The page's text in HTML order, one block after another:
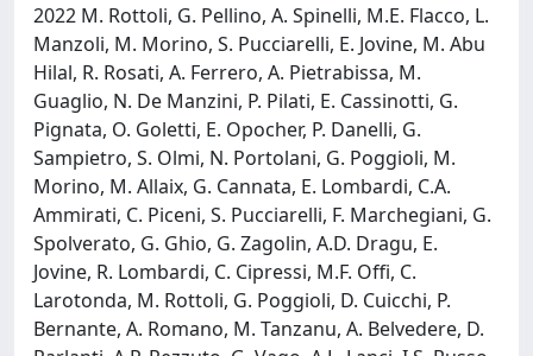
2022 M. Rottoli, G. Pellino, A. Spinelli, M.E. Flacco, L.
Manzoli, M. Morino, S. Pucciarelli, E. Jovine, M. Abu
Hilal, R. Rosati, A. Ferrero, A. Pietrabissa, M.
Guaglio, N. De Manzini, P. Pilati, E. Cassinotti, G.
Pignata, O. Goletti, E. Opocher, P. Danelli, G.
Sampietro, S. Olmi, N. Portolani, G. Poggioli, M.
Morino, M. Allaix, G. Cannata, E. Lombardi, C.A.
Ammirati, C. Piceni, S. Pucciarelli, F. Marchegiani, G.
Spolverato, G. Ghio, G. Zagolin, A.D. Dragu, E.
Jovine, R. Lombardi, C. Cipressi, M.F. Offi, C.
Larotonda, M. Rottoli, G. Poggioli, D. Cuicchi, P.
Bernante, A. Romano, M. Tanzanu, A. Belvedere, D.